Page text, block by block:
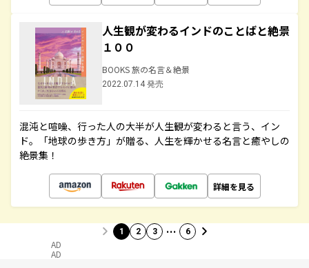
人生観が変わるインドのことばと絶景
１００
BOOKS 旅の名言＆絶景
2022.07.14 発売
混沌と喧噪、行った人の大半が人生観が変わると言う、イン
ド。「地球の歩き方」が贈る、人生を輝かせる名言と癒やしの
絶景集！
詳細を見る
1 2 3 … 6
AD
AD